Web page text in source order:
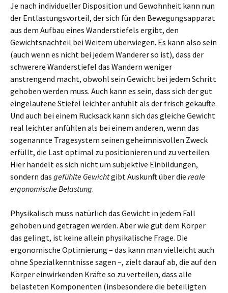
Je nach individueller Disposition und Gewohnheit kann nun
der Entlastungsvorteil, der sich für den Bewegungsapparat
aus dem Aufbau eines Wanderstiefels ergibt, den
Gewichtsnachteil bei Weitem überwiegen. Es kann also sein
(auch wenn es nicht bei jedem Wanderer so ist), dass der
schwerere Wanderstiefel das Wandern weniger
anstrengend macht, obwohl sein Gewicht bei jedem Schritt
gehoben werden muss. Auch kann es sein, dass sich der gut
eingelaufene Stiefel leichter anfühlt als der frisch gekaufte.
Und auch bei einem Rucksack kann sich das gleiche Gewicht
real leichter anfühlen als bei einem anderen, wenn das
sogenannte Tragesystem seinen geheimnisvollen Zweck
erfüllt, die Last optimal zu positionieren und zu verteilen.
Hier handelt es sich nicht um subjektive Einbildungen,
sondern das gefühlte Gewichtgibt Auskunft über die reale
ergonomische Belastung.
Physikalisch muss natürlich das Gewicht in jedem Fall
gehoben und getragen werden. Aber wie gut dem Körper
das gelingt, ist keine allein physikalische Frage. Die
ergonomische Optimierung – das kann man vielleicht auch
ohne Spezialkenntnisse sagen –, zielt darauf ab, die auf den
Körper einwirkenden Kräfte so zu verteilen, dass alle
belasteten Komponenten (insbesondere die beteiligten